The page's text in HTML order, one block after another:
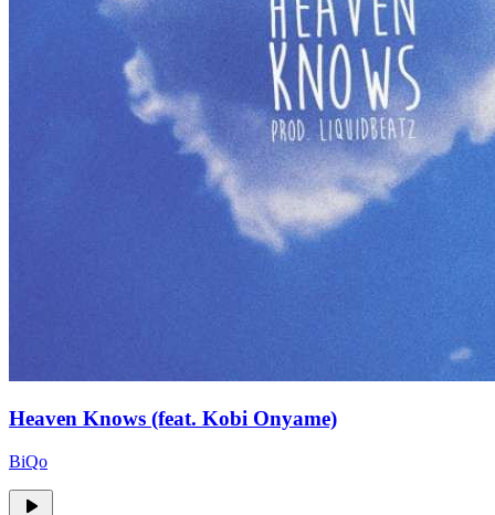
Heaven Knows (feat. Kobi Onyame)
BiQo